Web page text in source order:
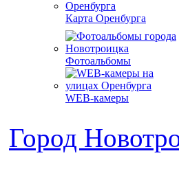
Карта Оренбурга
Фотоальбомы
WEB-камеры
Город